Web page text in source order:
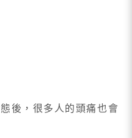
後，很多人的頭痛也會